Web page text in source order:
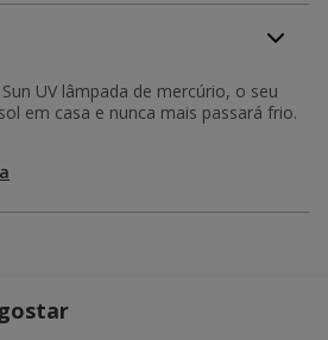
UV lâmpada de mercúrio, o seu
em casa e nunca mais passará frio.